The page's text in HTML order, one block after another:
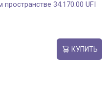
34.170.00 UFI
КУПИТЬ